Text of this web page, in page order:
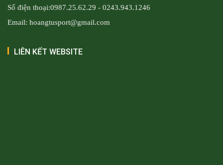
Số điện thoại:0987.25.62.29 - 0243.943.1246
Email: hoangtusport@gmail.com
LIÊN KẾT WEBSITE